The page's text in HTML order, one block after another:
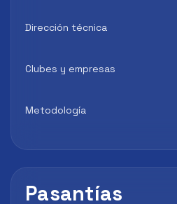
Dirección técnica
Clubes y empresas
Metodología
Pasantías